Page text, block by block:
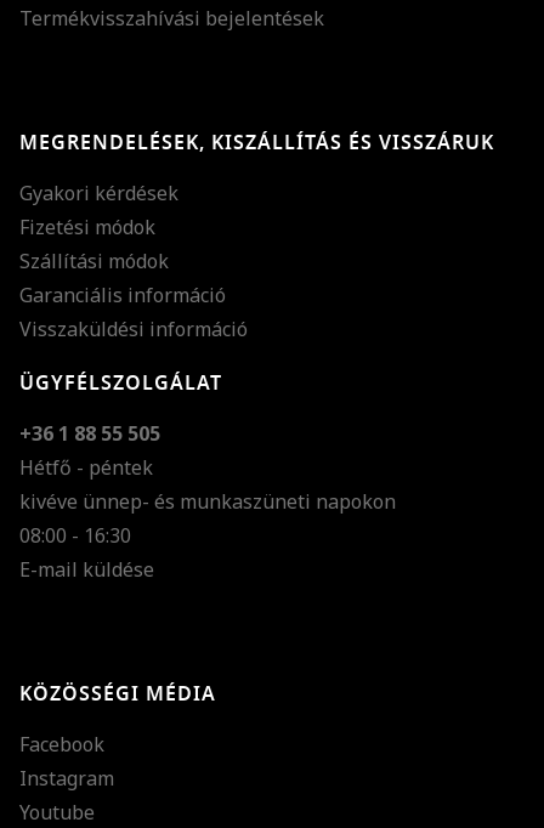
Termékvisszahívási bejelentések
MEGRENDELÉSEK, KISZÁLLÍTÁS ÉS VISSZÁRUK
Gyakori kérdések
Fizetési módok
Szállítási módok
Garanciális információ
Visszaküldési információ
ÜGYFÉLSZOLGÁLAT
+36 1 88 55 505
Hétfő - péntek
kivéve ünnep- és munkaszüneti napokon
08:00 - 16:30
E-mail küldése
KÖZÖSSÉGI MÉDIA
Facebook
Instagram
Youtube